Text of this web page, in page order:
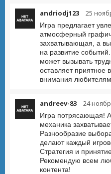
andriodj123 25
Игра предлагает
атмосферный
захватывающая, а
на развитие
может вызывать
оставляет приятное
внимания
andreev-83 24
Игра потрясающая!
механика
Разнообразие
делают каждый
Стратегия и
Рекомендую всем
контента!